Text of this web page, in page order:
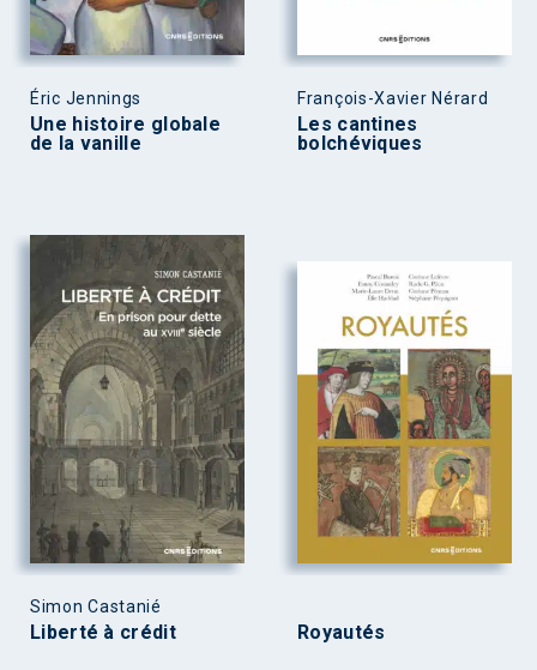
Éric Jennings
Une histoire globale
de la vanille
François-Xavier Nérard
Les cantines
bolchéviques
Simon Castanié
Liberté à crédit Royautés